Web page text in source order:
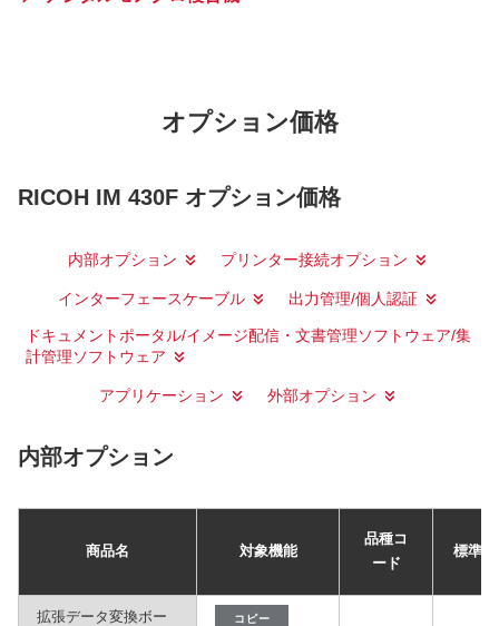
オプション価格
RICOH IM 430F オプション価格
内部オプション プリンター接続オプション
インターフェースケーブル 出力管理/個人認証
ドキュメントポータル/イメージ配信・文書管理ソフトウェア/集
計管理ソフトウェア
アプリケーション 外部オプション
内部オプション
商品名 対象機能
品種コ
ード
標準
拡張データ変換ボー
コピー